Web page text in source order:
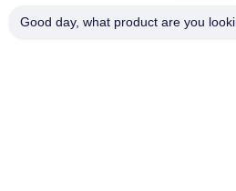
Good day, what product are you